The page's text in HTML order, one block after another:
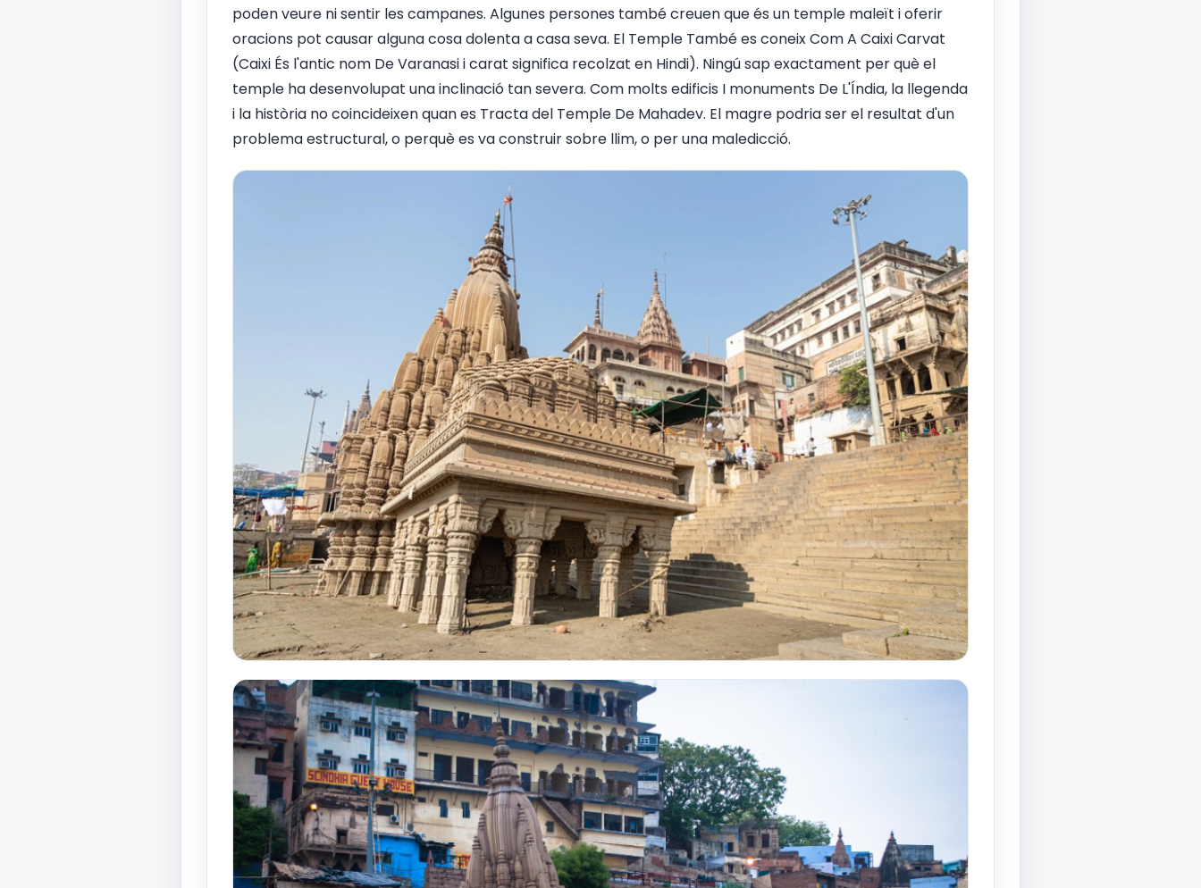
poden veure ni sentir les campanes. Algunes persones també creuen que és un temple maleït i oferir
oracions pot causar alguna cosa dolenta a casa seva. El Temple També es coneix Com A Caixi Carvat
(Caixi És l'antic nom De Varanasi i carat significa recolzat en Hindi). Ningú sap exactament per què el
temple ha desenvolupat una inclinació tan severa. Com molts edificis I monuments De L'Índia, la llegenda
i la història no coincideixen quan es Tracta del Temple De Mahadev. El magre podria ser el resultat d'un
problema estructural, o perquè es va construir sobre llim, o per una maledicció.